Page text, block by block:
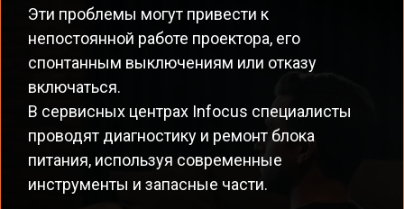
Эти проблемы могут привести к
непостоянной работе проектора, его
спонтанным выключениям или отказу
включаться.
В сервисных центрах Infocus специалисты
проводят диагностику и ремонт блока
питания, используя современные
инструменты и запасные части.